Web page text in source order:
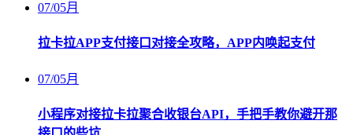
07/05月
拉卡拉APP支付接口对接全攻略，APP内唤起支付
07/05月
小程序对接拉卡拉聚合收银台API，手把手教你避开那